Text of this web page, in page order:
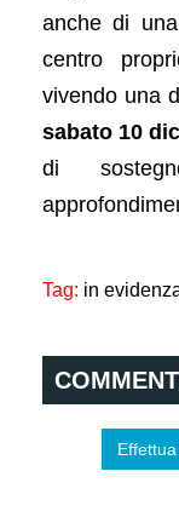
anche di
centro
vivendo una
sabato 10
di
Tag: in